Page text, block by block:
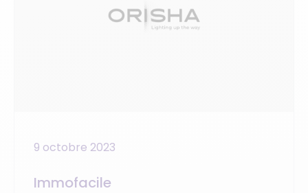
9 octobre 2023
Immofacile